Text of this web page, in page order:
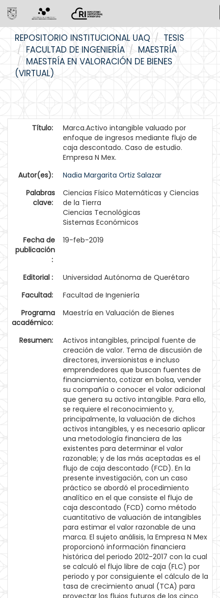
navigation
REPOSITORIO INSTITUCIONAL UAQ
TESIS
FACULTAD DE INGENIERÍA
MAESTRÍA
MAESTRÍA EN VALORACIÓN DE BIENES
(VIRTUAL)
Título:
Marca.Activo intangible valuado por
enfoque de ingresos mediante flujo de
caja descontado. Caso de estudio.
Empresa N Mex.
Autor(es):
Nadia Margarita Ortiz Salazar
Palabras
clave:
Ciencias Físico Matemáticas y Ciencias
de la Tierra
Ciencias Tecnológicas
Sistemas Económicos
Fecha de
publicación
:
19-feb-2019
Editorial :
Universidad Autónoma de Querétaro
Facultad:
Facultad de Ingeniería
Programa
académico:
Maestría en Valuación de Bienes
Resumen:
Activos intangibles, principal fuente de
creación de valor. Tema de discusión de
directores, inversionistas e incluso
emprendedores que buscan fuentes de
financiamiento, cotizar en bolsa, vender
su compañía o conocer el valor adicional
que genera su activo intangible. Para ello,
se requiere el reconocimiento y,
principalmente, la valuación de dichos
activos intangibles, y es necesario aplicar
una metodología financiera de las
existentes para determinar el valor
razonable; y de las más aceptadas es el
flujo de caja descontado (FCD). En la
presente investigación, con un caso
práctico se abordó el procedimiento
analítico en el que consiste el flujo de
caja descontado (FCD) como método
cuantitativo de valuación de intangibles
para estimar el valor razonable de una
marca. El sujeto análisis, la Empresa N Mex
proporcionó información financiera
histórica del periodo 2012-2017 con la cual
se calculó el flujo libre de caja (FLC) por
periodo y por consiguiente el cálculo de la
tasa de crecimiento anual (TCA) para
proyectar los flujos futuros de los cinco